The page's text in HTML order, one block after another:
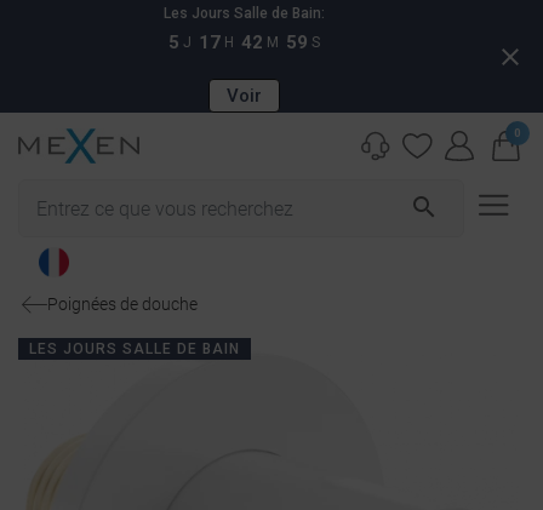
Les Jours Salle de Bain:
5 J 17 H 42 M 59 S
Voir
close
search
0
Poignées de douche
LES JOURS SALLE DE BAIN